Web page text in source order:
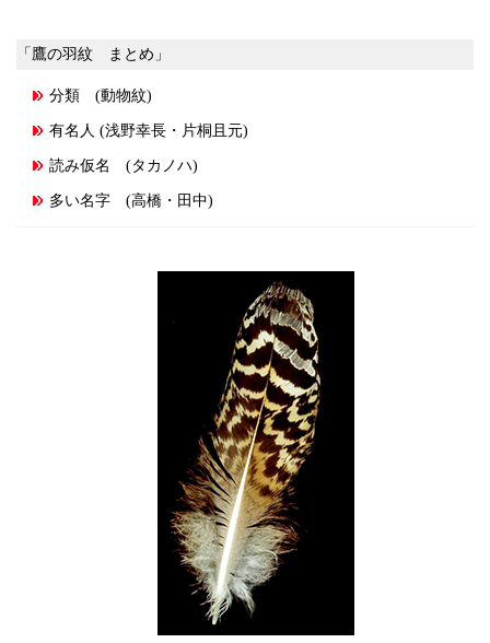
「鷹の羽紋 まとめ」
分類 (動物紋)
有名人 (浅野幸長・片桐且元)
読み仮名 (タカノハ)
多い名字 (高橋・田中)